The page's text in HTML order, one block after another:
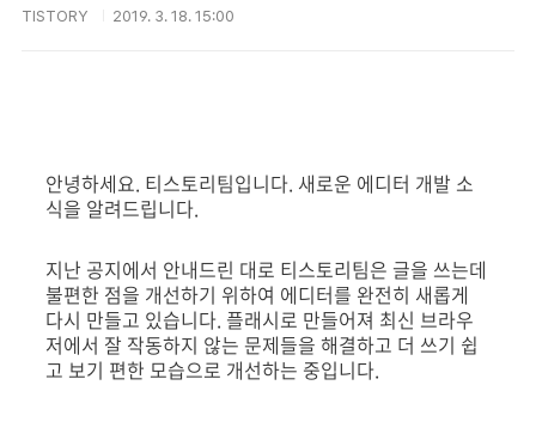
TISTORY 2019. 3. 18. 15:00
안녕하세요. 티스토리팀입니다. 새로운 에디터 개발 소
식을 알려드립니다.
지난 공지에서 안내드린 대로 티스토리팀은 글을 쓰는데
불편한 점을 개선하기 위하여 에디터를 완전히 새롭게
다시 만들고 있습니다. 플래시로 만들어져 최신 브라우
저에서 잘 작동하지 않는 문제들을 해결하고 더 쓰기 쉽
고 보기 편한 모습으로 개선하는 중입니다.